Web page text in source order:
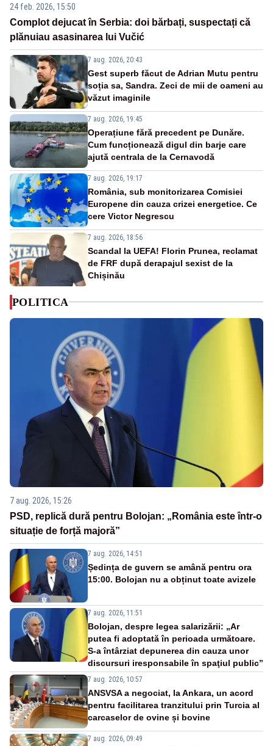
24 feb. 2026, 15:50
Complot dejucat în Serbia: doi bărbați, suspectați că
plănuiau asasinarea lui Vučić
7 aug. 2026, 20:43
Gest superb făcut de Adrian Mutu pentru
soția sa, Sandra. Zeci de mii de oameni au
văzut imaginile
7 aug. 2026, 19:45
Operațiune fără precedent pe Dunăre.
Cum funcționează digul din barje care
ajută centrala de la Cernavodă
7 aug. 2026, 19:17
România, sub monitorizarea Comisiei
Europene din cauza crizei energetice. Ce
cere Victor Negrescu
7 aug. 2026, 18:56
Scandal la UEFA! Florin Prunea, reclamat
de FRF după derapajul sexist de la
Chișinău
POLITICA
7 aug. 2026, 15:26
PSD, replică dură pentru Bolojan: „România este într-o
situație de forță majoră”
7 aug. 2026, 14:51
Ședința de guvern se amână pentru ora
15:00. Bolojan nu a obținut toate avizele
7 aug. 2026, 11:51
Bolojan, despre legea salarizării: „Ar
putea fi adoptată în perioada următoare.
S-a întârziat depunerea din cauza unor
discursuri iresponsabile în spaţiul public”
7 aug. 2026, 10:57
ANSVSA a negociat, la Ankara, un acord
pentru facilitarea tranzitului prin Turcia al
carcaselor de ovine și bovine
7 aug. 2026, 09:49